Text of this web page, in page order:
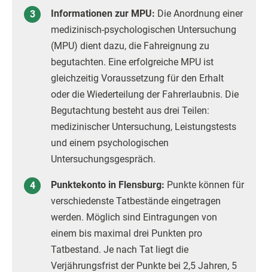
Informationen zur MPU: Die Anordnung einer
medizinisch-psychologischen Untersuchung
(MPU) dient dazu, die Fahreignung zu
begutachten. Eine erfolgreiche MPU ist
gleichzeitig Voraussetzung für den Erhalt
oder die Wiederteilung der Fahrerlaubnis. Die
Begutachtung besteht aus drei Teilen:
medizinischer Untersuchung, Leistungstests
und einem psychologischen
Untersuchungsgespräch.
Punktekonto in Flensburg: Punkte können für
verschiedenste Tatbestände eingetragen
werden. Möglich sind Eintragungen von
einem bis maximal drei Punkten pro
Tatbestand. Je nach Tat liegt die
Verjährungsfrist der Punkte bei 2,5 Jahren, 5